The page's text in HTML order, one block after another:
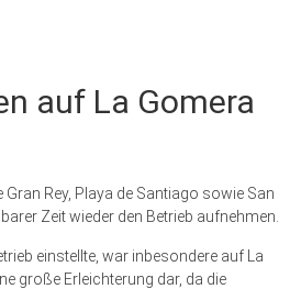
auf La Gomera
Rey, Playa de Santiago sowie San
Zeit wieder den Betrieb aufnehmen.
einstellte, war inbesondere auf La
gro­ße Erleichterung dar, da die